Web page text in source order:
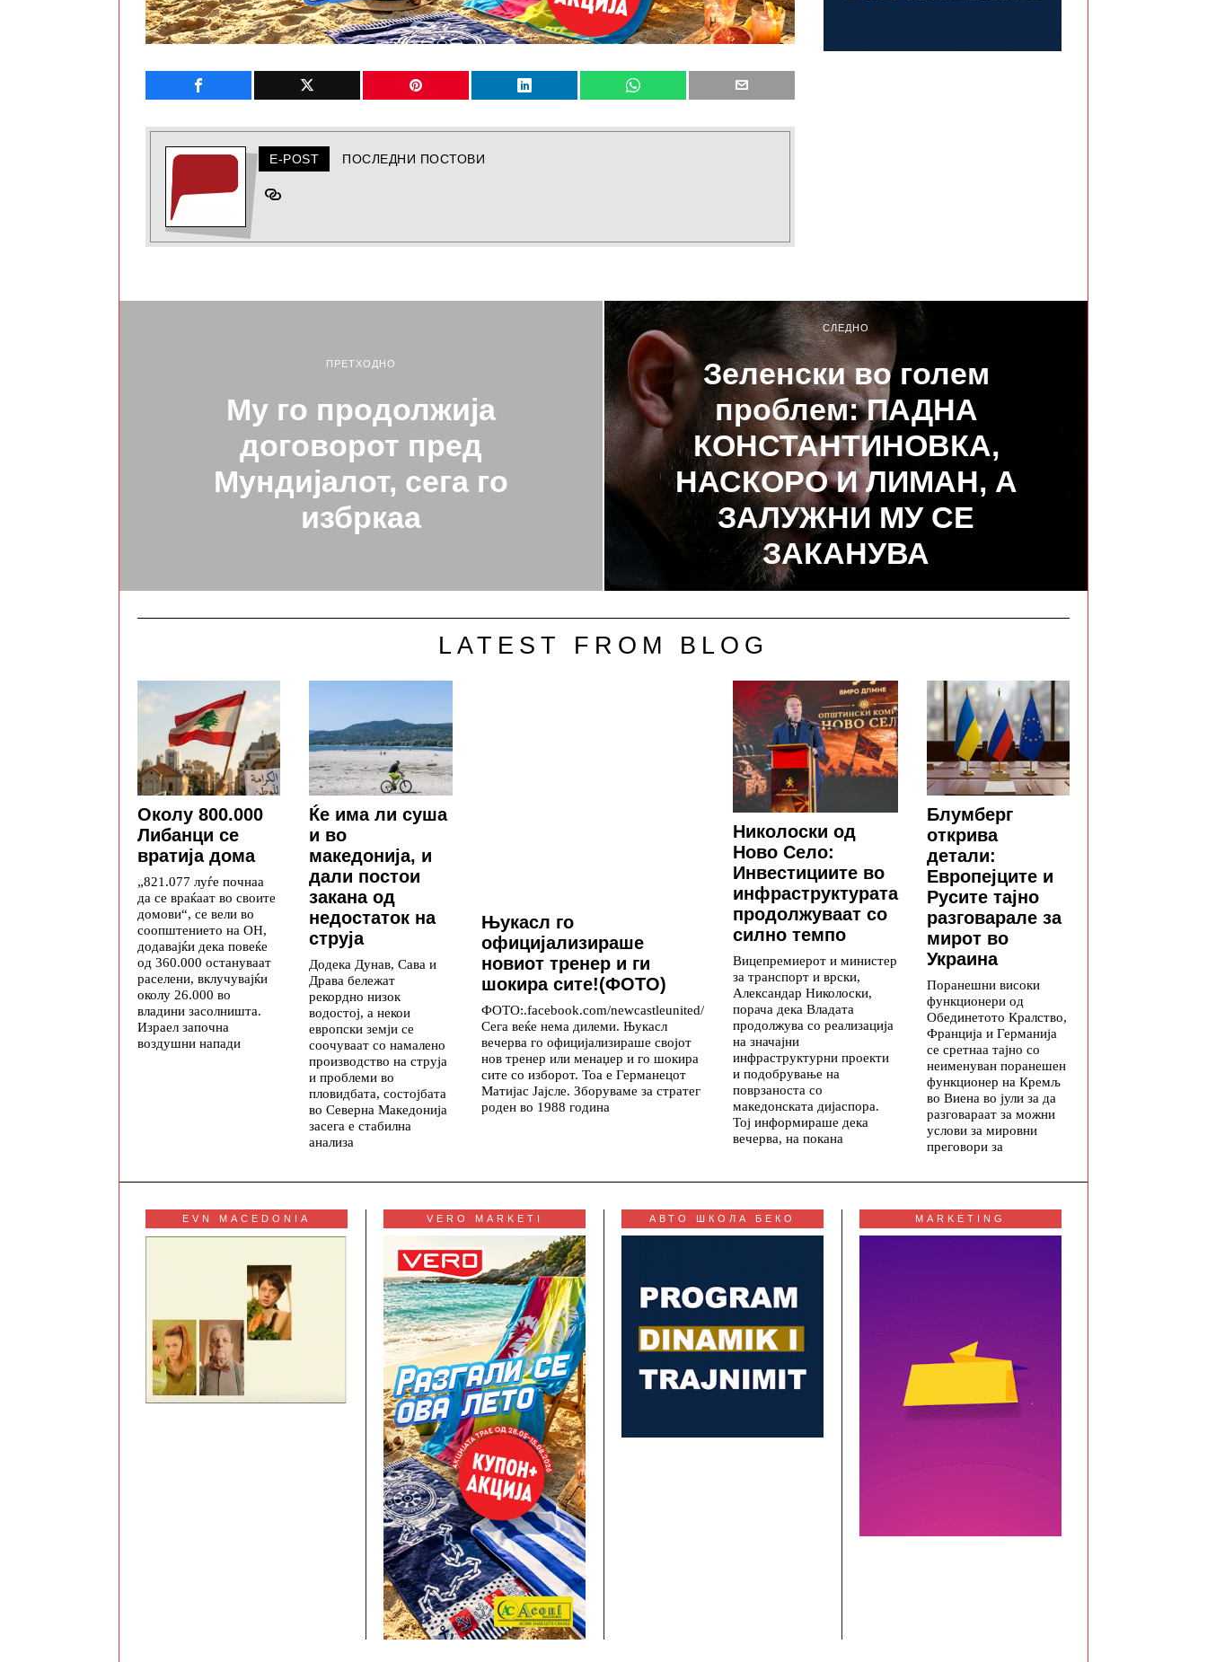
E-POST ПОСЛЕДНИ ПОСТОВИ
ПРЕТХОДНО
Му го продолжија
договорот пред
Мундијалот, сега го
избркаа
СЛЕДНО
Зеленски во голем
проблем: ПАДНА
КОНСТАНТИНОВКА,
НАСКОРО И ЛИМАН, А
ЗАЛУЖНИ МУ СЕ
ЗАКАНУВА
LATEST FROM BLOG
Околу 800.000
Либанци се
вратија дома
„821.077 луѓе почнаа
да се враќаат во своите
домови“, се вели во
соопштението на ОН,
додавајќи дека повеќе
од 360.000 остануваат
раселени, вклучувајќи
околу 26.000 во
владини засолништа.
Израел започна
воздушни напади
Ќе има ли суша
и во
македонија, и
дали постои
закана од
недостаток на
струја
Додека Дунав, Сава и
Драва бележат
рекордно низок
водостој, а некои
европски земји се
соочуваат со намалено
производство на струја
и проблеми во
пловидбата, состојбата
во Северна Македонија
засега е стабилна
анализа
Њукасл го
официјализираше
новиот тренер и ги
шокира сите!(ФОТО)
ФОТО:.facebook.com/newcastleunited/
Сега веќе нема дилеми. Њукасл
вечерва го официјализираше својот
нов тренер или менаџер и го шокира
сите со изборот. Тоа е Германецот
Матијас Јајсле. Зборуваме за стратег
роден во 1988 година
Николоски од
Ново Село:
Инвестициите во
инфраструктурата
продолжуваат со
силно темпо
Вицепремиерот и министер
за транспорт и врски,
Александар Николоски,
порача дека Владата
продолжува со реализација
на значајни
инфраструктурни проекти
и подобрување на
поврзаноста со
македонската дијаспора.
Тој информираше дека
вечерва, на покана
Блумберг
открива
детали:
Европејците и
Русите тајно
разговарале за
мирот во
Украина
Поранешни високи
функционери од
Обединетото Кралство,
Франција и Германија
се сретнаа тајно со
неименуван поранешен
функционер на Кремљ
во Виена во јули за да
разговараат за можни
услови за мировни
преговори за
EVN MACEDONIA VERO MARKETI АВТО ШКОЛА БЕКО MARKETING